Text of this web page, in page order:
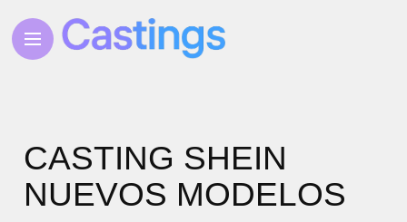
CASTING SHEIN
NUEVOS MODELOS